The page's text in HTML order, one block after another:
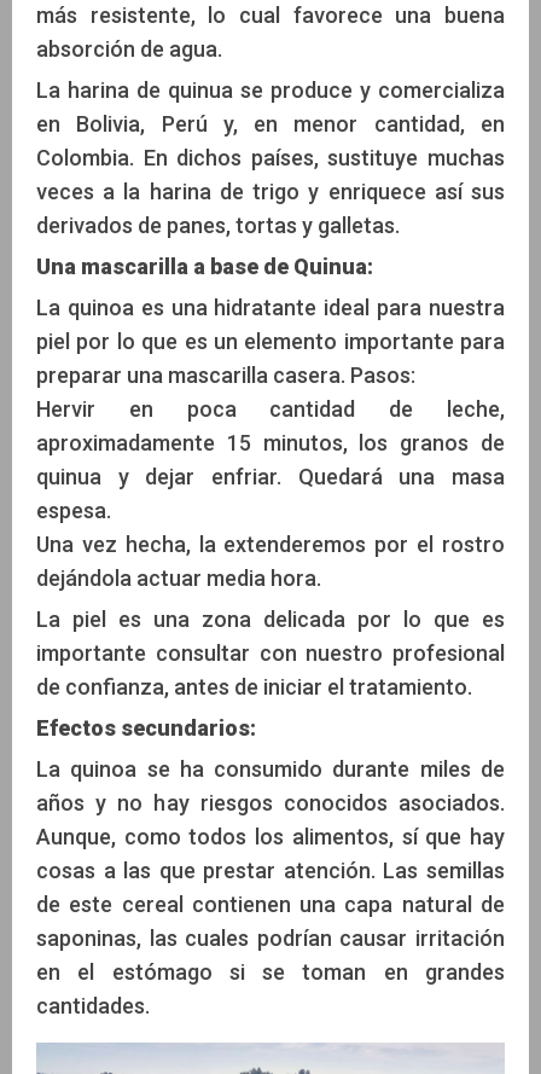
más resistente, lo cual favorece una buena
absorción de agua.
La harina de quinua se produce y comercializa
en Bolivia, Perú y, en menor cantidad, en
Colombia. En dichos países, sustituye muchas
veces a la harina de trigo y enriquece así sus
derivados de panes, tortas y galletas.
Una mascarilla a base de Quinua:
La quinoa es una hidratante ideal para nuestra
piel por lo que es un elemento importante para
preparar una mascarilla casera. Pasos:
Hervir en poca cantidad de leche,
aproximadamente 15 minutos, los granos de
quinua y dejar enfriar. Quedará una masa
espesa.
Una vez hecha, la extenderemos por el rostro
dejándola actuar media hora.
La piel es una zona delicada por lo que es
importante consultar con nuestro profesional
de confianza, antes de iniciar el tratamiento.
Efectos secundarios:
La quinoa se ha consumido durante miles de
años y no hay riesgos conocidos asociados.
Aunque, como todos los alimentos, sí que hay
cosas a las que prestar atención. Las semillas
de este cereal contienen una capa natural de
saponinas, las cuales podrían causar irritación
en el estómago si se toman en grandes
cantidades.